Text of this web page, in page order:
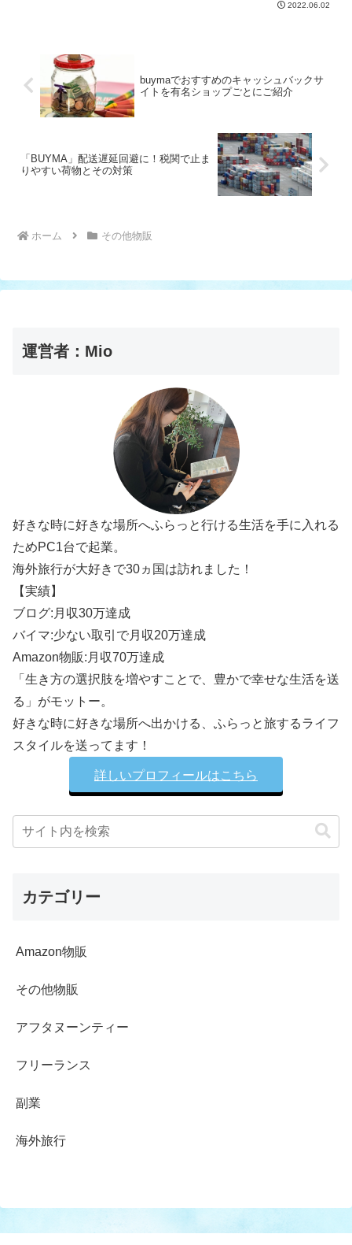
が実はたったの2つしかありません。それ
2022.06.02
buymaでおすすめのキャッシュバックサ
イトを有名ショップごとにご紹介
「BUYMA」配送遅延回避に！税関で止ま
りやすい荷物とその対策
ホーム その他物販
運営者：Mio
好きな時に好きな場所へふらっと行ける生活を手に入れる
ためPC1台で起業。
海外旅行が大好きで30ヵ国は訪れました！
【実績】
ブログ:月収30万達成
バイマ:少ない取引で月収20万達成
Amazon物販:月収70万達成
「生き方の選択肢を増やすことで、豊かで幸せな生活を送
る」がモットー。
好きな時に好きな場所へ出かける、ふらっと旅するライフ
スタイルを送ってます！
詳しいプロフィールはこちら
カテゴリー
Amazon物販
その他物販
アフタヌーンティー
フリーランス
副業
海外旅行